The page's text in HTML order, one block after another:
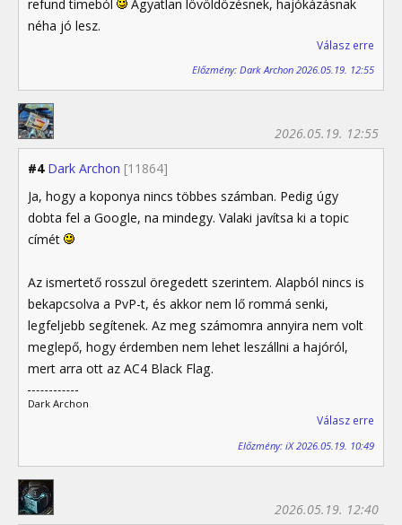
refund timeból
Agyatlan lövöldözésnek, hajókázásnak
néha jó lesz.
Válasz erre
Előzmény: Dark Archon 2026.05.19. 12:55
#4 Dark Archon [11864]
2026.05.19. 12:55
Ja, hogy a koponya nincs többes számban. Pedig úgy
dobta fel a Google, na mindegy. Valaki javítsa ki a topic
címét
Az ismertető rosszul öregedett szerintem. Alapból nincs is
bekapcsolva a PvP-t, és akkor nem lő rommá senki,
legfeljebb segítenek. Az meg számomra annyira nem volt
meglepő, hogy érdemben nem lehet leszállni a hajóról,
mert arra ott az AC4 Black Flag.
Dark Archon
Válasz erre
Előzmény: iX 2026.05.19. 10:49
2026.05.19. 12:40